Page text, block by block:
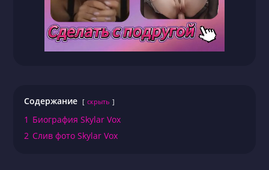
Содержание скрыть
1 Биография Skylar Vox
2 Слив фото Skylar Vox